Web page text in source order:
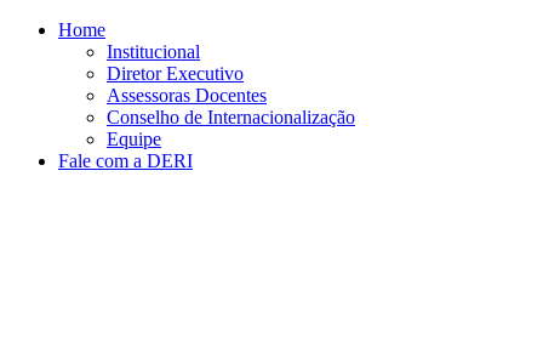
Conteúdo principal
Home
Institucional
Diretor Executivo
Assessoras Docentes
Conselho de Internacionalização
Equipe
Fale com a DERI